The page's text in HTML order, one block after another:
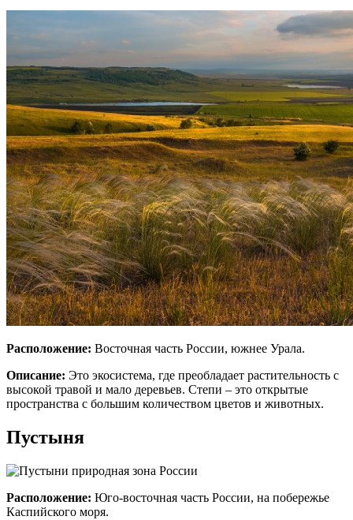
Расположение: Восточная часть России, южнее Урала.
Описание: Это экосистема, где преобладает растительность с
высокой травой и мало деревьев. Степи – это открытые
пространства с большим количеством цветов и животных.
Пустыня
Расположение: Юго-восточная часть России, на побережье
Каспийского моря.